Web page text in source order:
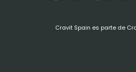
Cravit Spain es parte de